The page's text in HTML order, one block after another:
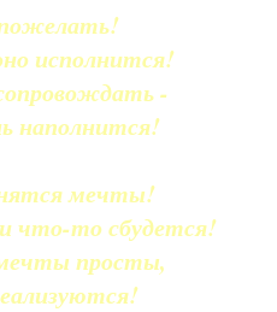
исполнится!
-
наполнится!
мечты!
что-то сбудется!
просты,